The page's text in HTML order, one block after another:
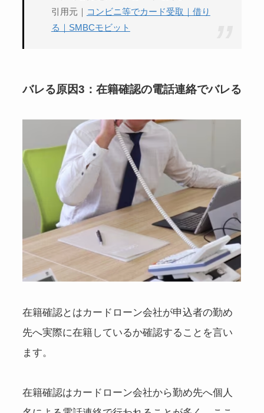
引用元｜ コンビニ等でカード受取｜借り
る｜SMBCモビット
バレる原因3：在籍確認の電話連絡でバレる
在籍確認とはカードローン会社が申込者の勤め
先へ実際に在籍しているか確認することを言い
ます。
在籍確認はカードローン会社から勤め先へ個人